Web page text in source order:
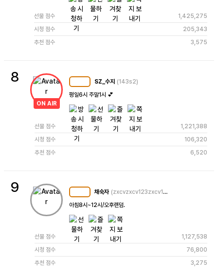
선물 점수
1,425,275
시청 점수
205,343
추천 점수
3,575
8
ON AIR
SZ_수지 (143s2)
평일6시 주말1시 💕
선물 점수
1,221,388
시청 점수
106,320
추천 점수
6,520
9 채숙자 (zxcvzxcv123zxcv123)
선물 점수
1,127,538
시청 점수
76,800
추천 점수
3,275